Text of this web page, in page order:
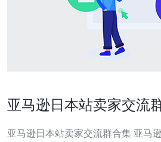
亚马逊日本站卖家交流
亚马逊日本站卖家交流群合集 亚马逊日本站是全球最大的